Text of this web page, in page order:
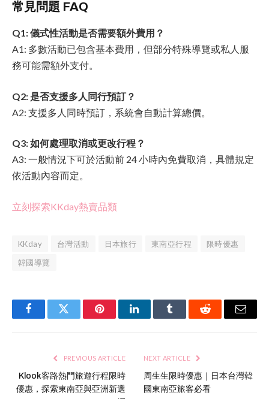
常見問題 FAQ
Q1: 儀式性活動是否需要額外費用？
A1: 多數活動已包含基本費用，但部分特殊導覽或私人服
務可能需額外支付。
Q2: 是否支援多人同行預訂？
A2: 支援多人同時預訂，系統會自動計算總價。
Q3: 如何處理取消或更改行程？
A3: 一般情況下可於活動前 24 小時內免費取消，具體規定
依活動內容而定。
立刻探索KKday熱賣品類
KKday 台灣活動 日本旅行 東南亞行程
限時優惠
韓國導覽
FacebookTwitter PinterestLinkedInTumblr Reddit Email
PREVIOUS ARTICLE
Klook客路熱門旅遊行程限時
優惠，探索東南亞與亞洲新選
NEXT ARTICLE
周生生限時優惠｜日本台灣韓
國東南亞旅客必看